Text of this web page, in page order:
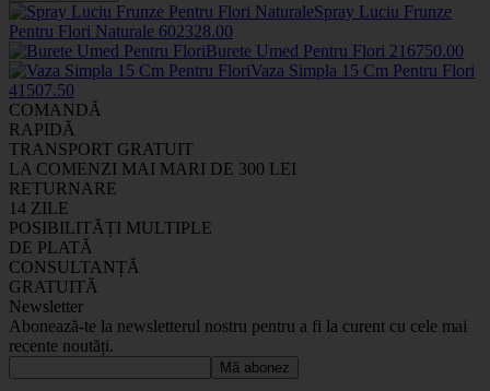
Spray Luciu Frunze
Pentru Flori Naturale 602328.00
Burete Umed Pentru Flori 216750.00
Vaza Simpla 15 Cm Pentru Flori
41507.50
COMANDĂ
RAPIDĂ
TRANSPORT GRATUIT
LA COMENZI MAI MARI DE 300 LEI
RETURNARE
14 ZILE
POSIBILITĂȚI MULTIPLE
DE PLATĂ
CONSULTANȚĂ
GRATUITĂ
Newsletter
Abonează-te la newsletterul nostru pentru a fi la curent cu cele mai
recente noutăți.
Mă abonez